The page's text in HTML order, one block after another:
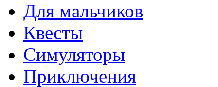
Для мальчиков
Квесты
Симуляторы
Приключения